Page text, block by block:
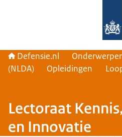
Defensie.nl
(NLDA)
Opleidingen
Lectoraat
en Innovatie